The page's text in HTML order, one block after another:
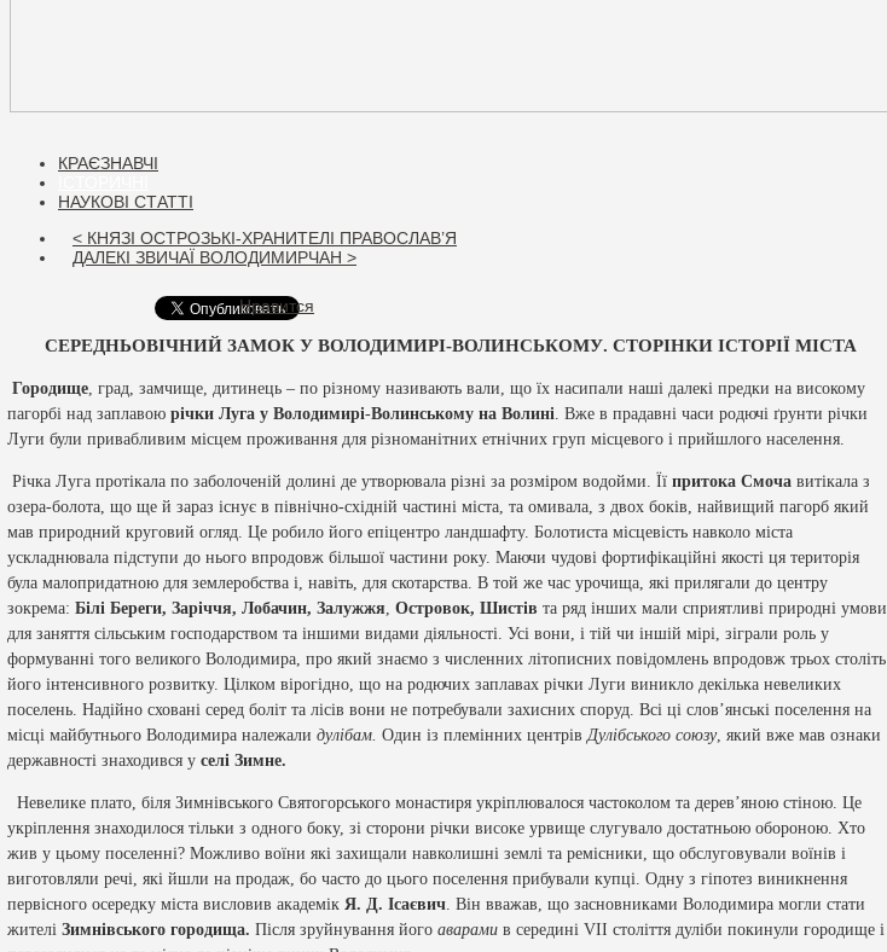
КРАЄЗНАВЧІ
НАУКОВІ СТАТТІ
< КНЯЗІ ОСТРОЗЬКІ-ХРАНИТЕЛІ ПРАВОСЛАВ’Я
ДАЛЕКІ ЗВИЧАЇ ВОЛОДИМИРЧАН >
Нравится
СЕРЕДНЬОВІЧНИЙ ЗАМОК У ВОЛОДИМИРІ-ВОЛИНСЬКОМУ. СТОРІНКИ ІСТОРІЇ МІСТА
Городище, град, замчище, дитинець – по різному називають вали, що їх насипали наші далекі предки на високому
пагорбі над заплавоюрічки Луга у Володимирі-Волинському наВолині. Вже в прадавні часи родючі ґрунти річки
Луги були привабливим місцем проживання для різноманітних етнічних груп місцевого і прийшлого населення.
Річка Луга протікала по заболоченій долині де утворювала різні за розміром водойми. Їїпритока Смоча витікала з
озера-болота, що ще й зараз існує в північно-східній частині міста, та омивала, з двох боків, найвищий пагорб який
мав природний круговий огляд. Це робило його епіцентро ландшафту. Болотиста місцевість навколо міста
ускладнювала підступи до нього впродовж більшої частини року. Маючи чудові фортифікаційні якості ця територія
була малопридатною для землеробства і, навіть, для скотарства. В той же час урочища, які прилягали до центру
зокрема:Білі Береги, Заріччя, Лобачин, Залужжя,Островок, Шистів та ряд інших мали сприятливі природні умови
для заняття сільським господарством та іншими видами діяльності. Усі вони, і тій чи іншій мірі, зіграли роль у
формуванні того великого Володимира, про який знаємо з численних літописних повідомлень впродовж трьох століть
його інтенсивного розвитку. Цілком вірогідно, що на родючих заплавах річки Луги виникло декілька невеликих
поселень. Надійно сховані серед боліт та лісів вони не потребували захисних споруд. Всі ці слов’янські поселення на
місці майбутнього Володимира належалидулібам. Один із племінних центрівДулібського союзу, який вже мав ознаки
державності знаходився уселі Зимне.
Невелике плато, біля Зимнівського Святогорського монастиря укріплювалося частоколом та дерев’яною стіною. Це
укріплення знаходилося тільки з одного боку, зі сторони річки високе урвище слугувало достатньою обороною. Хто
жив у цьому поселенні? Можливо воїни які захищали навколишні землі та ремісники, що обслуговували воїнів і
виготовляли речі, які йшли на продаж, бо часто до цього поселення прибували купці. Одну з гіпотез виникнення
первісного осередку міста висловив академікЯ. Д. Ісаєвич. Він вважав, що засновниками Володимира могли стати
жителіЗимнівського городища. Після зруйнування йогоаварами в серединіVII століття дуліби покинули городище і